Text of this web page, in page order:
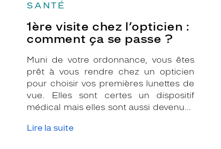
SANTÉ
1ère visite chez l’opticien :
comment ça se passe ?
Muni de votre ordonnance, vous êtes
prêt à vous rendre chez un opticien
pour choisir vos premières lunettes de
vue. Elles sont certes un dispositif
médical mais elles sont aussi devenues
lequel vous allez pouvoir vous faire
Lire la suite